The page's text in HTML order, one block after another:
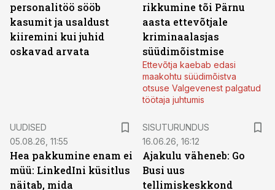
personalitöö sööb
kasumit ja usaldust
kiiremini kui juhid
oskavad arvata
rikkumine tõi Pärnu
aasta ettevõtjale
kriminaalasjas
süüdimõistmise
Ettevõtja kaebab edasi
maakohtu süüdimõistva
otsuse Valgevenest palgatud
töötaja juhtumis
UUDISED
05.08.26, 11:55
Hea pakkumine enam ei
müü: LinkedIni küsitlus
näitab, mida
SISUTURUNDUS
16.06.26, 16:12
Ajakulu väheneb: Go
Busi uus
tellimiskeskkond